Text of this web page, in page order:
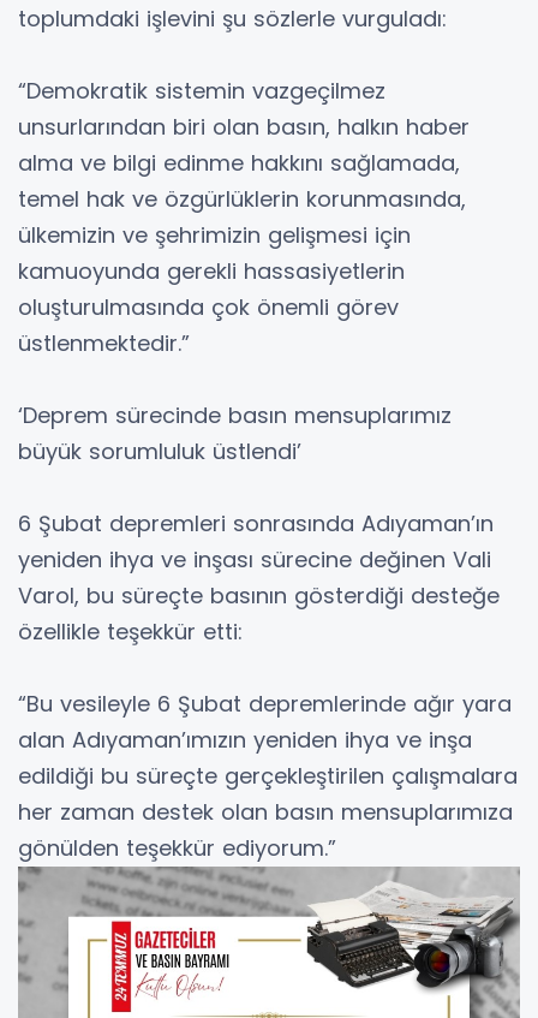
toplumdaki işlevini şu sözlerle vurguladı:
“Demokratik sistemin vazgeçilmez
unsurlarından biri olan basın, halkın haber
alma ve bilgi edinme hakkını sağlamada,
temel hak ve özgürlüklerin korunmasında,
ülkemizin ve şehrimizin gelişmesi için
kamuoyunda gerekli hassasiyetlerin
oluşturulmasında çok önemli görev
üstlenmektedir.”
‘Deprem sürecinde basın mensuplarımız
büyük sorumluluk üstlendi’
6 Şubat depremleri sonrasında Adıyaman’ın
yeniden ihya ve inşası sürecine değinen Vali
Varol, bu süreçte basının gösterdiği desteğe
özellikle teşekkür etti:
“Bu vesileyle 6 Şubat depremlerinde ağır yara
alan Adıyaman’ımızın yeniden ihya ve inşa
edildiği bu süreçte gerçekleştirilen çalışmalara
her zaman destek olan basın mensuplarımıza
gönülden teşekkür ediyorum.”